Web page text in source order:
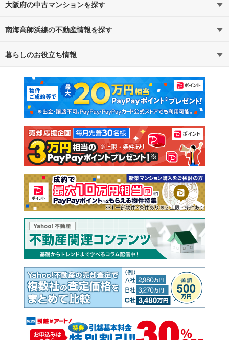
大阪府の中古マンションを探す
路線・駅から探す
通勤・通学時間から探す
南海高師浜線の不動産情報を探す
不動産・住宅
新築マンション 中古マンション
新築一戸建て 中古一戸建て
注文住宅 土地
売却査定
暮らしのお役立ち情報
マンションカタログ 教えて！住まいの先生